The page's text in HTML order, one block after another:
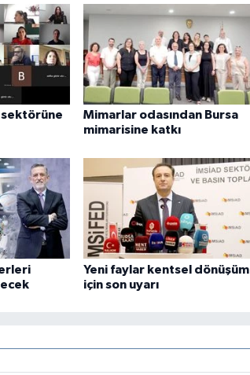
sektörüne
Mimarlar odasından Bursa
mimarisine katkı
Yeni faylar kentsel dönüşüm
için son uyarı